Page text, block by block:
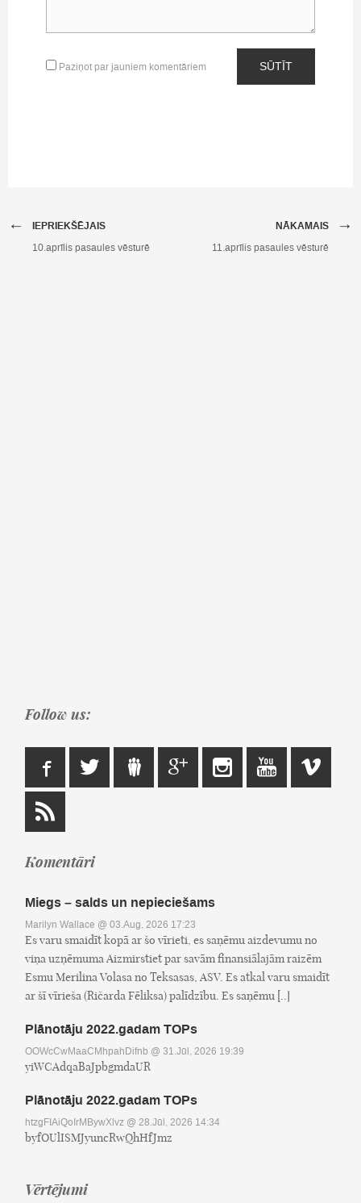
Paziņot par jauniem komentāriem SŪTĪT
IEPRIEKŠĒJAIS
←
10.aprīlis pasaules vēsturē
NĀKAMAIS →
11.aprīlis pasaules vēsturē
Follow us:
Komentāri
Miegs – salds un nepieciešams
Marilyn Wallace @ 03.Aug, 2026 17:23
Es varu smaidīt kopā ar šo vīrieti, es saņēmu aizdevumu no
viņa uzņēmuma Aizmirstiet par savām finansiālajām raizēm
Esmu Merilina Volasa no Teksasas, ASV. Es atkal varu smaidīt
ar šī vīrieša (Ričarda Fēliksa) palīdzību. Es saņēmu [..]
Plānotāju 2022.gadam TOPs
OOWcCwMaaCMhpahDifnb @ 31.Jūl, 2026 19:39
yiWCAdqaBaJpbgmdaUR
Plānotāju 2022.gadam TOPs
htzgFIAiQoIrMBywXlvz @ 28.Jūl, 2026 14:34
byfOUlISMJyuncRwQhHfJmz
Vērtējumi